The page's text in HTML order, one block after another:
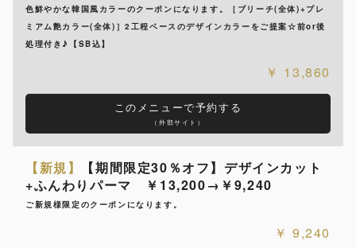
色鮮やかな韓国風カラーのクーポンになります。［ブリーチ(全体)+プレ
ミアム艶カラー(全体)］2工程ベースのデザインカラーをご提案☆前or後
処理付き♪【SB込】
13,860
このメニューで予約する
（外部サイト）
【新規】
【期間限定30％オフ】デザインカット
+ふんわりパーマ ￥13,200→￥9,240
ご新規様限定のクーポンになります。
9,240